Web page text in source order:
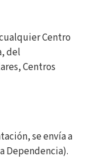
Centro
del
Centros
se envía a
Dependencia).